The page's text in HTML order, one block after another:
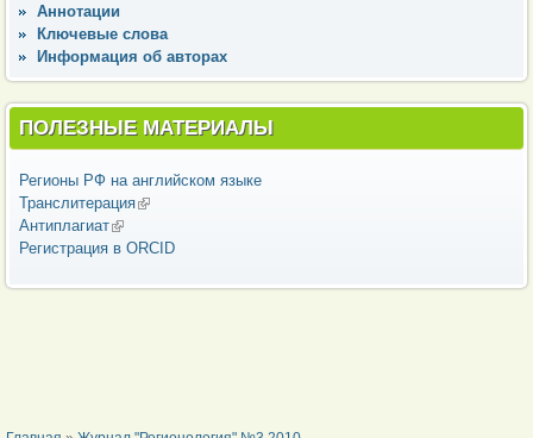
Аннотации
Ключевые слова
Информация об авторах
ПОЛЕЗНЫЕ МАТЕРИАЛЫ
Регионы РФ на английском языке
Транслитерация(внешняя ссылка)
Антиплагиат(внешняя ссылка)
Регистрация в ORCID